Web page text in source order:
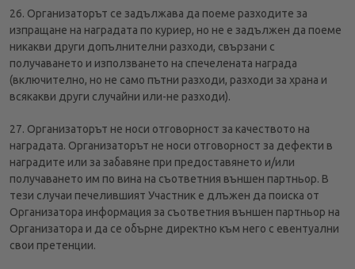
26. Организаторът се задължава да поеме разходите за
изпращане на наградата по куриер, но не е задължен да поеме
никакви други допълнителни разходи, свързани с
получаването и използването на спечелената награда
(включително, но не само пътни разходи, разходи за храна и
всякакви други случайни или-не разходи).
27. Организаторът не носи отговорност за качеството на
наградата. Организаторът не носи отговорност за дефекти в
наградите или за забавяне при предоставянето и/или
получаването им по вина на съответния външен партньор. В
тези случаи печелившият Участник е длъжен да поиска от
Организатора информация за съответния външен партньор на
Организатора и да се обърне директно към него с евентуални
свои претенции.